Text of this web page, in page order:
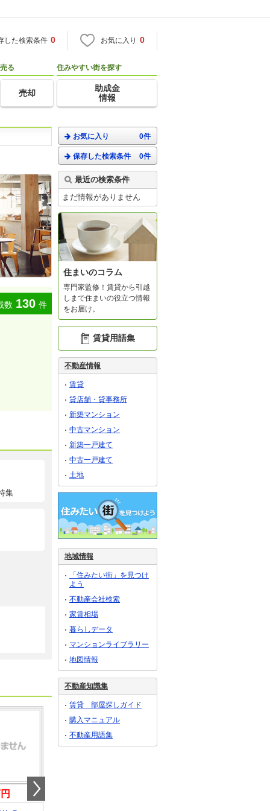
した検索条件 0 お気に入り 0
売る
売却
住みやすい街を探す
助成金
情報
数 130 件
集
お気に入り 0件
保存した検索条件 0件
最近の検索条件
まだ情報がありません
住まいのコラム
専門家監修！賃貸から引越
しまで住まいの役立つ情報
をお届け。
賃貸用語集
不動産情報
賃貸
貸店舗・貸事務所
新築マンション
中古マンション
新築一戸建て
中古一戸建て
土地
地域情報
「住みたい街」を見つけ
よう
不動産会社検索
家賃相場
暮らしデータ
マンションライブラリー
地図情報
不動産知識集
賃貸 部屋探しガイド
購入マニュアル
不動産用語集